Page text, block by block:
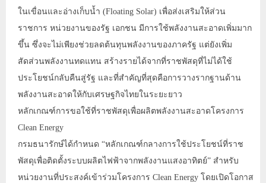
ในเขื่อนและอ่างเก็บน้ำ (Floating Solar) เพื่อส่งเสริมให้ส่วน
ราชการ หน่วยงานของรัฐ เอกชน มีการใช้พลังงานสะอาดเพิ่มมาก
ขึ้น ซึ่งจะไม่เพียงช่วยลดต้นทุนพลังงานของภาครัฐ แต่ยังเพิ่ม
สัดส่วนพลังงานทดแทน สร้างรายได้จากที่ราชพัสดุที่ไม่ได้ใช้
ประโยชน์กลับคืนสู่รัฐ และที่สำคัญที่สุดคือการวางรากฐานด้าน
พลังงานสะอาดให้กับเศรษฐกิจไทยในระยะยาว
หลักเกณฑ์การขอใช้ที่ราชพัสดุเพื่อผลิตพลังงานสะอาดโครงการ
Clean Energy
กรมธนารักษ์ได้กำหนด “หลักเกณฑ์กลางการใช้ประโยชน์ที่ราช
พัสดุเพื่อติดตั้งระบบผลิตไฟฟ้าจากพลังงานแสงอาทิตย์” สำหรับ
หน่วยงานที่ประสงค์เข้าร่วมโครงการ Clean Energy โดยเปิดโอกาส